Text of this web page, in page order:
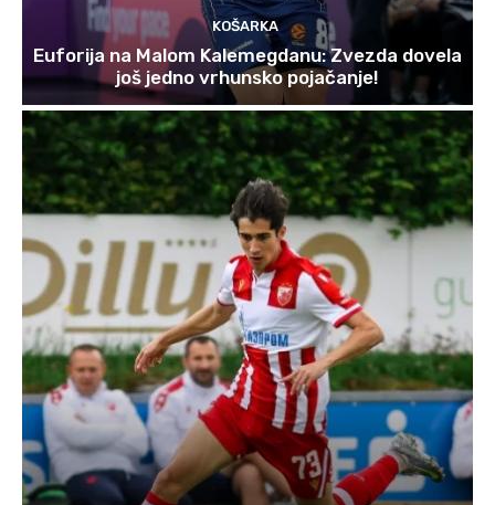
KOŠARKA
Euforija na Malom Kalemegdanu: Zvezda dovela
još jedno vrhunsko pojačanje!